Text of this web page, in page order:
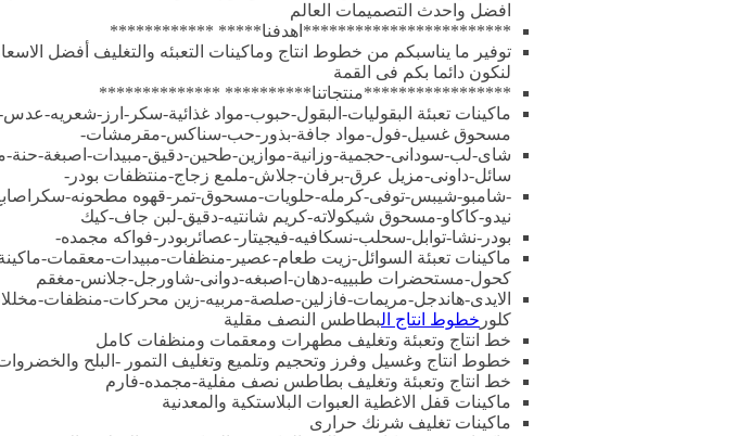
افضل واحدث التصميمات العالم
************************اهدفنا***** ************
توفير ما يناسبكم من خطوط انتاج وماكينات التعبئه والتغليف أفضل
لنكون دائما بكم فى القمة
*****************منتجاتنا********** **************
ماكينات تعبئة البقوليات-البقول-حبوب-مواد غذائية-سكر-ارز-
مسحوق غسيل-فول-مواد جافة-بذور-حب-سناكس-مقرمشات-
شاى-لب-سودانى-حجمية-وزانية-موازين-طحين-دقيق-مبيدات-اصبغة-
سائل-داونى-مزيل عرق-برفان-جلاش-ملمع زجاج-منتظفات بودر-
-شامبو-شيبس-توفى-كرمله-حلويات-مسحوق-تمر-قهوه مطحونه-سكراصابع-
نيدو-كاكاو-مسحوق شيكولاته-كريم شانتيه-دقيق-لبن جاف-كيك
بودر-نشا-توابل-سحلب-نسكافيه-فيجيتار-عصائربودر-فواكه مجمده-
ماكينات تعبئة السوائل-زيت طعام-عصير-منظفات-مبيدات-معقمات-
كحول-مستحضرات طبييه-دهان-اصبغه-دوانى-شاورجل-جلانس-مغقم
الايدى-هاندجل-مريمات-فازلين-صلصة-مربيه-زين محركات-
كلور خطوط انتاج البطاطس النصف مقلية
خط انتاج وتعبئة وتغليف مطهرات ومعقمات ومنظفات كامل
خطوط انتاج وغسيل وفرز وتحجيم وتلميع وتغليف التمور -البلح
خط انتاج وتعبئة وتغليف بطاطس نصف مفلية-مجمده-فارم
ماكينات قفل الاغطية العبوات البلاستكية والمعدنية
ماكينات تغليف شرنك حرارى